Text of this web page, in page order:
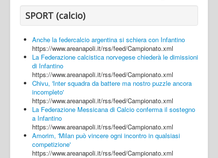
SPORT (calcio)
Anche la federcalcio argentina si schiera con Infantino
https://www.areanapoli.it/rss/feed/Campionato.xml
La Federazione calcistica norvegese chiederà le dimissioni
di Infantino
https://www.areanapoli.it/rss/feed/Campionato.xml
Chivu, 'Inter squadra da battere ma nostro puzzle ancora
incompleto'
https://www.areanapoli.it/rss/feed/Campionato.xml
La Federazione Messicana di Calcio conferma il sostegno
a Infantino
https://www.areanapoli.it/rss/feed/Campionato.xml
Amorim, 'Milan può vincere ogni incontro in qualsiasi
competizione'
https://www.areanapoli.it/rss/feed/Campionato.xml